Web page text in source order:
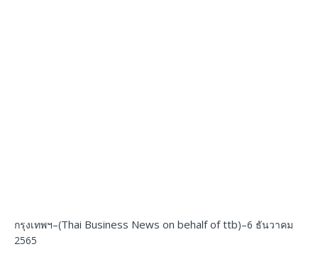
กรุงเทพฯ–(Thai Business News on behalf of ttb)–6 ธันวาคม
2565